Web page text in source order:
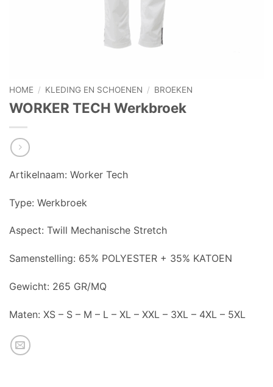
HOME / KLEDING EN SCHOENEN / BROEKEN
WORKER TECH Werkbroek
Artikelnaam: Worker Tech
Type: Werkbroek
Aspect: Twill Mechanische Stretch
Samenstelling: 65% POLYESTER + 35% KATOEN
Gewicht: 265 GR/MQ
Maten: XS – S – M – L – XL – XXL – 3XL – 4XL – 5XL